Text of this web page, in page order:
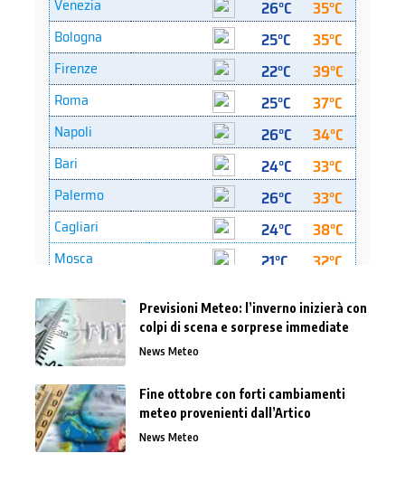
Previsioni Meteo: l’inverno inizierà con
colpi di scena e sorprese immediate
News Meteo
Fine ottobre con forti cambiamenti
meteo provenienti dall’Artico
News Meteo